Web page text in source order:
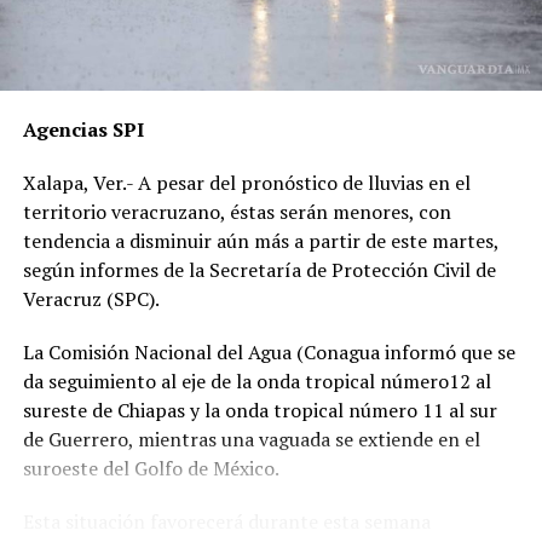
presenciales del accidente ahora callan, presuntamente
“Hoy fue mi Abraham,
mañana puede ser alguien
de tu familia. El homicida
sigue libre y operando en
las carreteras”, expresó un
familiar, exigiendo justicia.
El caso ha encendido el debate sobre la corrupción en la
Fiscalía y la impunidad que beneficia a conductores
responsables de muertes viales.
Agencias SPI
Xalapa, Ver.- A pesar del pronóstico de lluvias en el
territorio veracruzano, éstas serán menores, con
tendencia a disminuir aún más a partir de este martes,
según informes de la Secretaría de Protección Civil de
Veracruz (SPC).
La Comisión Nacional del Agua (Conagua informó que se
da seguimiento al eje de la onda tropical número12 al
sureste de Chiapas y la onda tropical número 11 al sur
de Guerrero, mientras una vaguada se extiende en el
suroeste del Golfo de México.